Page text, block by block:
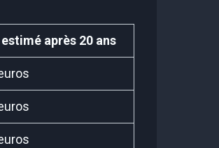
après 20 ans